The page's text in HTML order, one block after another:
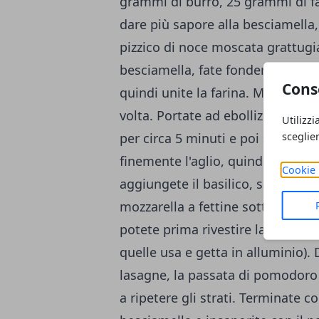
Cookie
dare più sapore alla
pizzico di noce moscata
besciamella, fate fondere il
quindi unite la farina.
volta. Portate ad ebollizione
per circa 5 minuti e poi
finemente l'aglio, quindi unitelo
aggiungete il basilico, salate,
mozzarella a fettine sottili.
potete prima rivestire la teglia
quelle usa e getta in alluminio).
lasagne, la passata di
a ripetere gli strati. Terminate